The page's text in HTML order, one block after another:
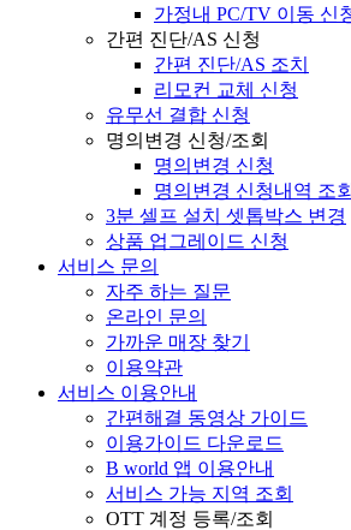
가정내 PC/TV 이동 신
간편 진단/AS 신청
간편 진단/AS 조치
리모컨 교체 신청
유무선 결합 신청
명의변경 신청/조회
명의변경 신청
명의변경 신청내역 조회
3분 셀프 설치 셋톱박스 변경
상품 업그레이드 신청
서비스 문의
자주 하는 질문
온라인 문의
가까운 매장 찾기
이용약관
서비스 이용안내
간편해결 동영상 가이드
이용가이드 다운로드
B world 앱 이용안내
서비스 가능 지역 조회
OTT 계정 등록/조회